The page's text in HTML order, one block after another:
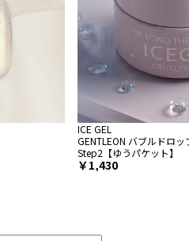
ICE GEL
GENTLEON バブルドロ
Step2【ゆうパケット】
1,430